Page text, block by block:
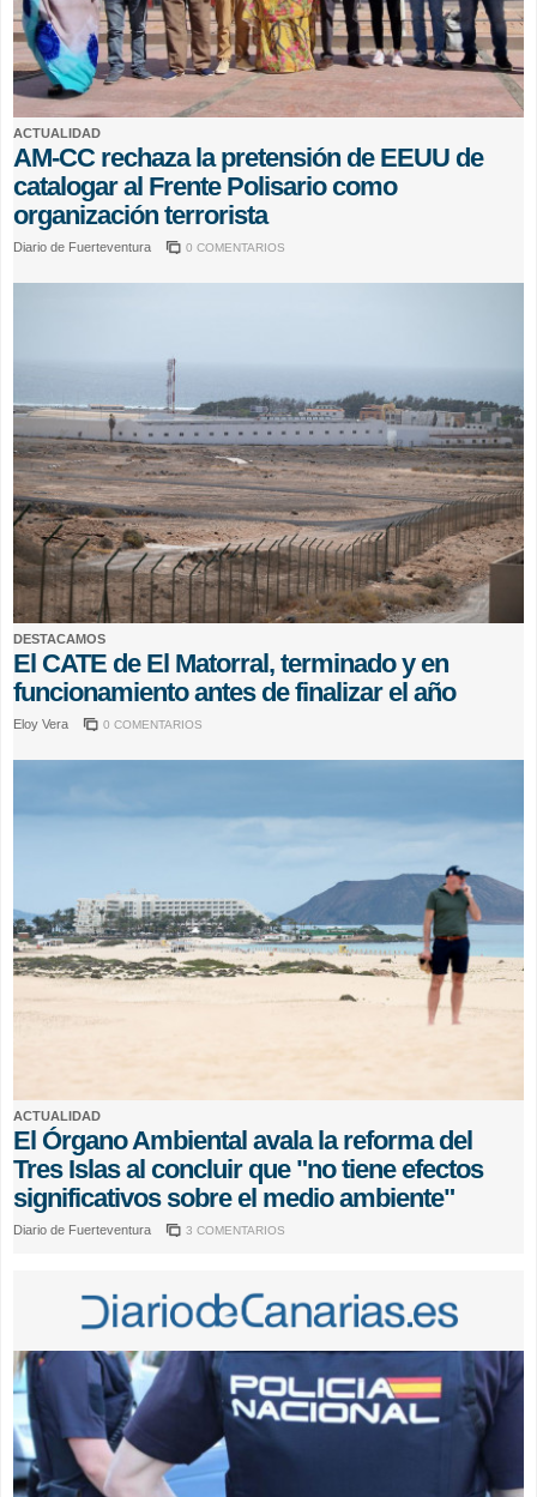
ACTUALIDAD
AM-CC rechaza la pretensión de EEUU de
catalogar al Frente Polisario como
organización terrorista
Diario de Fuerteventura 0 COMENTARIOS
DESTACAMOS
El CATE de El Matorral, terminado y en
funcionamiento antes de finalizar el año
Eloy Vera 0 COMENTARIOS
ACTUALIDAD
El Órgano Ambiental avala la reforma del
Tres Islas al concluir que "no tiene efectos
significativos sobre el medio ambiente"
Diario de Fuerteventura 3 COMENTARIOS